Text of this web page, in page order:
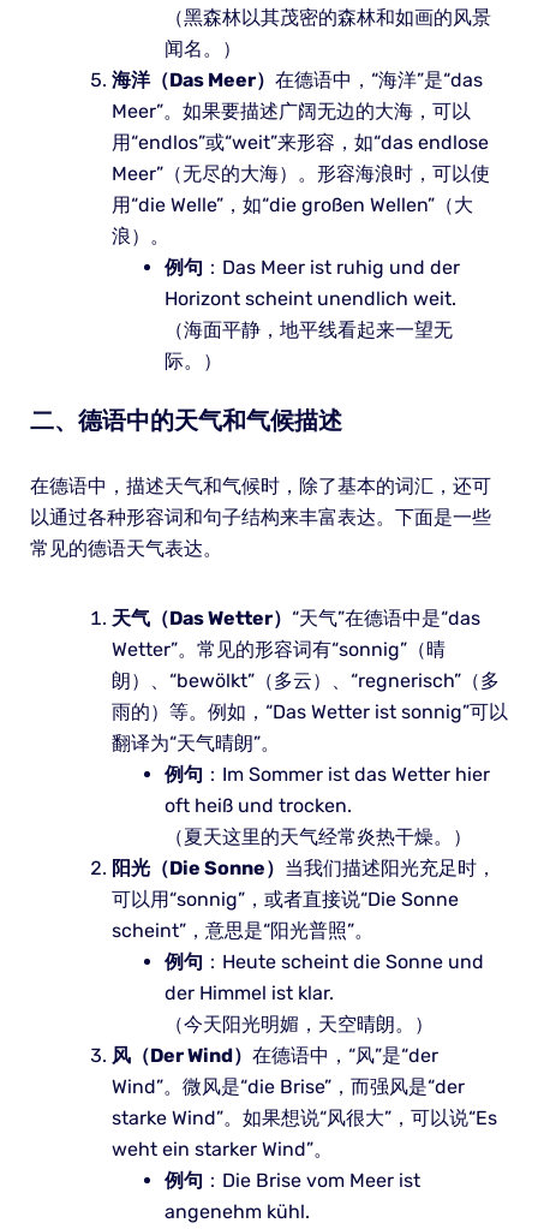
（黑森林以其茂密的森林和如画的风景
闻名。）
海洋（Das Meer） 在德语中，“海洋”是“das
Meer”。如果要描述广阔无边的大海，可以
用“endlos”或“weit”来形容，如“das endlose
Meer”（无尽的大海）。形容海浪时，可以使
用“die Welle”，如“die großen Wellen”（大
浪）。
例句 ：Das Meer ist ruhig und der
Horizont scheint unendlich weit.
（海面平静，地平线看起来一望无
际。）
二、德语中的天气和气候描述
在德语中，描述天气和气候时，除了基本的词汇，还可
以通过各种形容词和句子结构来丰富表达。下面是一些
常见的德语天气表达。
天气（Das Wetter） “天气”在德语中是“das
Wetter”。常见的形容词有“sonnig”（晴
朗）、“bewölkt”（多云）、“regnerisch”（多
雨的）等。例如，“Das Wetter ist sonnig”可以
翻译为“天气晴朗”。
例句 ：Im Sommer ist das Wetter hier
oft heiß und trocken.
（夏天这里的天气经常炎热干燥。）
阳光（Die Sonne） 当我们描述阳光充足时，
可以用“sonnig”，或者直接说“Die Sonne
scheint”，意思是“阳光普照”。
例句 ：Heute scheint die Sonne und
der Himmel ist klar.
（今天阳光明媚，天空晴朗。）
风（Der Wind） 在德语中，“风”是“der
Wind”。微风是“die Brise”，而强风是“der
starke Wind”。如果想说“风很大”，可以说“Es
weht ein starker Wind”。
例句 ：Die Brise vom Meer ist
angenehm kühl.